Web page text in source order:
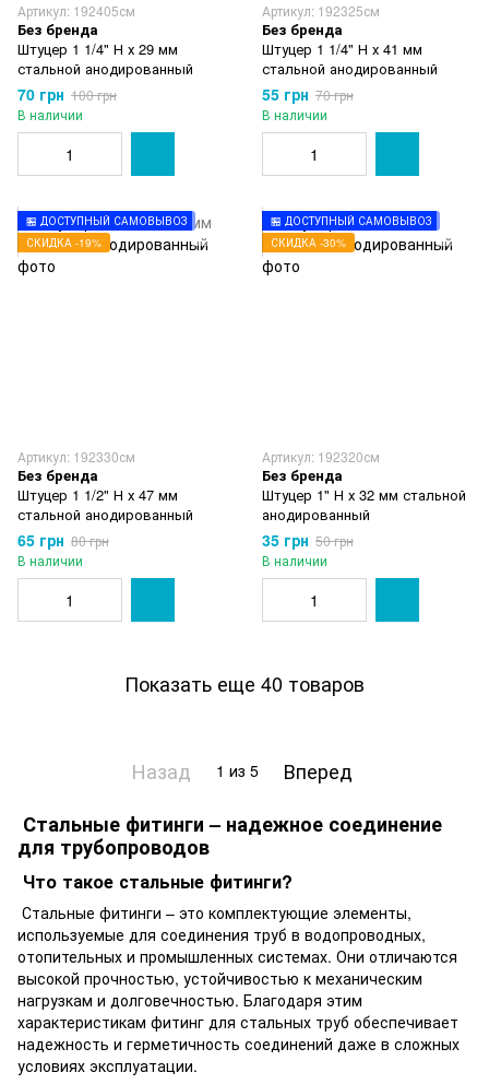
Артикул: 192405см
Без бренда
Штуцер 1 1/4" Н х 29 мм
стальной анодированный
70 грн 100 грн
В наличии
Артикул: 192325см
Без бренда
Штуцер 1 1/4" Н х 41 мм
стальной анодированный
55 грн 70 грн
В наличии
🏪 ДОСТУПНЫЙ САМОВЫВОЗ
СКИДКА -19%
Артикул: 192330см
Без бренда
Штуцер 1 1/2" Н х 47 мм
стальной анодированный
65 грн 80 грн
В наличии
🏪 ДОСТУПНЫЙ САМОВЫВОЗ
СКИДКА -30%
Артикул: 192320см
Без бренда
Штуцер 1" Н х 32 мм стальной
анодированный
35 грн 50 грн
В наличии
Показать еще 40 товаров
Назад 1 из 5
Вперед
Стальные фитинги – надежное соединение
для трубопроводов
Что такое стальные фитинги?
Стальные фитинги – это комплектующие элементы,
используемые для соединения труб в водопроводных,
отопительных и промышленных системах. Они отличаются
высокой прочностью, устойчивостью к механическим
нагрузкам и долговечностью. Благодаря этим
характеристикам фитинг для стальных труб обеспечивает
надежность и герметичность соединений даже в сложных
условиях эксплуатации.